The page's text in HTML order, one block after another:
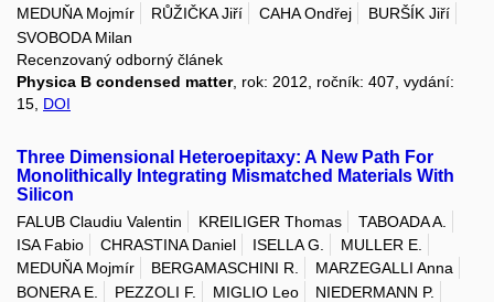
MEDUŇA Mojmír RŮŽIČKA Jiří CAHA Ondřej
BURŠÍK Jiří
SVOBODA Milan
Recenzovaný odborný článek
Physica B condensed matter, rok: 2012, ročník: 407, vydání:
15, DOI
Three Dimensional Heteroepitaxy: A New Path For
Monolithically Integrating Mismatched Materials With
Silicon
FALUB Claudiu Valentin KREILIGER Thomas
TABOADA A.
ISA Fabio
CHRASTINA Daniel ISELLA G.
MULLER E.
MEDUŇA Mojmír
BERGAMASCHINI R.
MARZEGALLI Anna
BONERA E.
PEZZOLI F. MIGLIO Leo
NIEDERMANN P.